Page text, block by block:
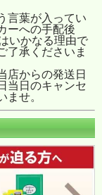
言葉が入ってい
ーへの手配後
いかなる理由で
了承くださいま
店からの発送日
当日のキャンセ
ませ。